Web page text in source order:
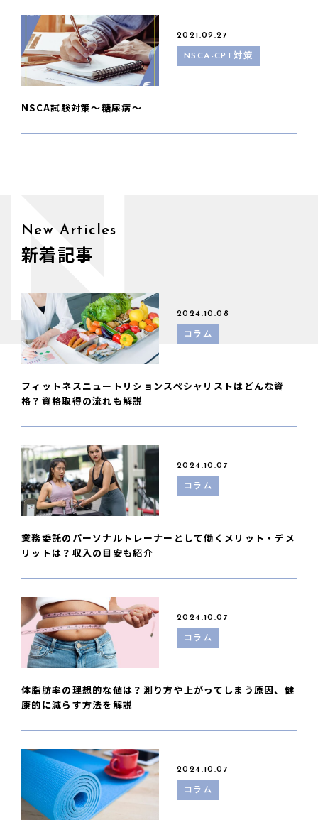
2021.09.27
NSCA-CPT対策
NSCA試験対策～糖尿病～
New Articles
新着記事
2024.10.08
コラム
フィットネスニュートリションスペシャリストはどんな資
格？資格取得の流れも解説
2024.10.07
コラム
業務委託のパーソナルトレーナーとして働くメリット・デメ
リットは？収入の目安も紹介
2024.10.07
コラム
体脂肪率の理想的な値は？測り方や上がってしまう原因、健
康的に減らす方法を解説
2024.10.07
コラム